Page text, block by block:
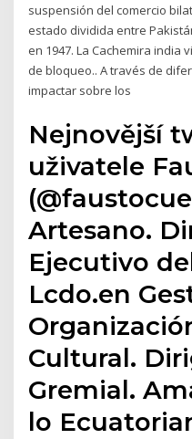
suspensión del comercio
estado dividida entre
en 1947. La Cachemira india
de bloqueo.. A través de
impactar sobre los
Nejnovější
uživatele
Artesano.
Ejecutivo
Lcdo.en
Cultural.
Gremial.
lo